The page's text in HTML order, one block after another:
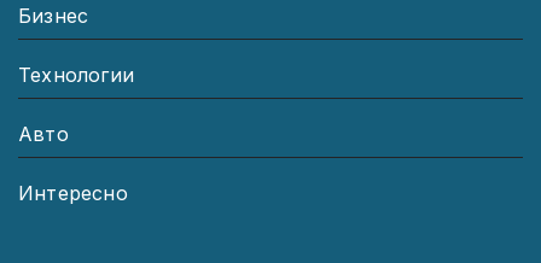
Бизнес
Технологии
Авто
Интересно